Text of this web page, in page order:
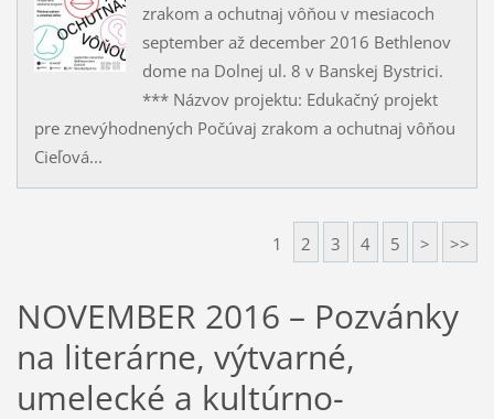
zrakom a ochutnaj vôňou v mesiacoch
september až december 2016 Bethlenov
dome na Dolnej ul. 8 v Banskej Bystrici.
*** Názvov projektu: Edukačný projekt
pre znevýhodnených Počúvaj zrakom a ochutnaj vôňou
Cieľová...
1 2 3 4 5 > >>
NOVEMBER 2016 – Pozvánky
na literárne, výtvarné,
umelecké a kultúrno-